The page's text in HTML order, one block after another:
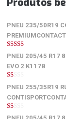
PNEU 235/50R19
5de 5
PNEU 205/45 R17
EVO 2 K117B
1
de
5
PNEU 255/35R19
1